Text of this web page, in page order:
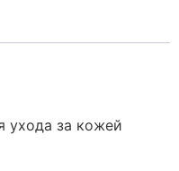
ухода за кожей